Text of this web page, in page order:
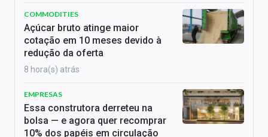
COMMODITIES
Açúcar bruto atinge maior
cotação em 10 meses devido à
redução da oferta
8 hora(s) atrás
EMPRESAS
Essa construtora derreteu na
bolsa — e agora quer recomprar
10% dos papéis em circulação